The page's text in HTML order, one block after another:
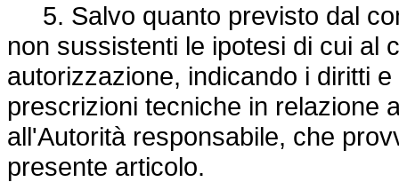
5. Salvo quanto previsto dal
non sussistenti le ipotesi di cui al
autorizzazione, indicando i diritti
prescrizioni tecniche in relazione
all'Autorità responsabile, che
presente articolo.